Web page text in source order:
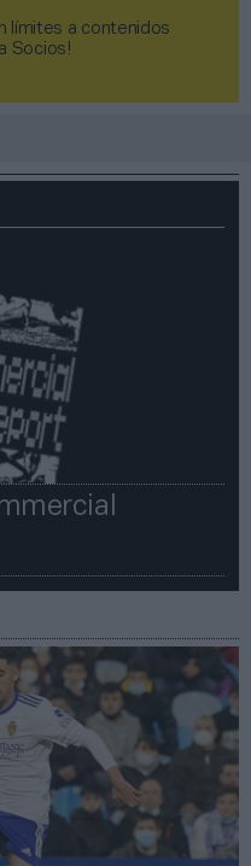
límites a contenidos
Socios!​​​​​​​